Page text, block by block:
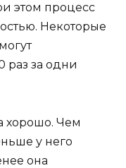
этом процесс
Некоторые
раз за одни
хорошо. Чем
у него
она